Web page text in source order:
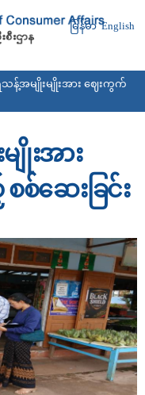
မြန်မာ English
န့်အမျိုးမျိုးအား ဈေးကွက်
းအား
ဆေးခြင်း